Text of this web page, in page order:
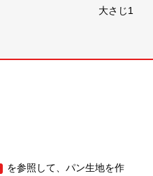
大さじ1
を参照して、パン生地を作